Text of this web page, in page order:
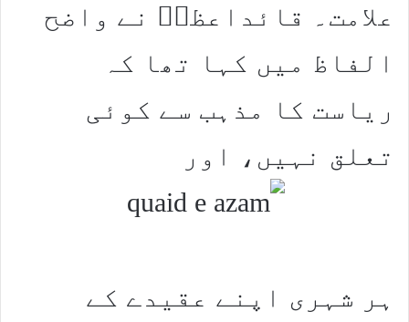
علامت۔ قائداعظمؒ نے واضح
الفاظ میں کہا تھا کہ
ریاست کا مذہب سے کوئی
تعلق نہیں، اور
ہر شہری اپنے عقیدے کے